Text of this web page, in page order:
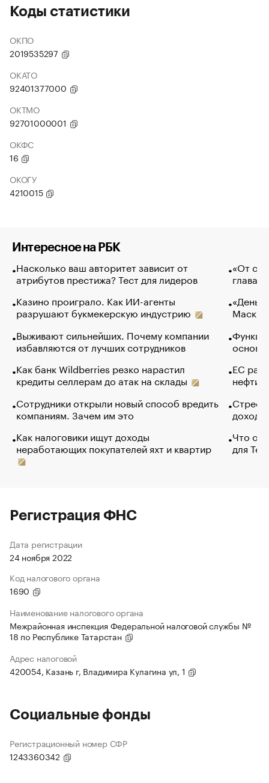
Коды статистики
ОКПО
2019535297
ОКАТО
92401377000
ОКТМО
92701000001
ОКФС
16
ОКОГУ
4210015
Интересное на РБК
Насколько ваш авторитет зависит от
атрибутов престижа? Тест для лидеров
Казино проиграло. Как ИИ-агенты
разрушают букмекерскую индустрию
Выживают сильнейших. Почему компании
избавляются от лучших сотрудников
Как банк Wildberries резко нарастил
кредиты селлерам до атак на склады
Сотрудники открыли новый способ вредить
компаниям. Зачем им это
Как налоговики ищут доходы
неработающих покупателей яхт и квартир
«От
глава
Маск в
основ
ЕС
нефти
Что
для
Регистрация ФНС
Дата регистрации
24 ноября 2022
Код налогового органа
1690
Наименование налогового органа
Межрайонная инспекция Федеральной налоговой службы №
18 по Республике Татарстан
Адрес налоговой
420054, Казань г, Владимира Кулагина ул, 1
Социальные фонды
Регистрационный номер СФР
1243360342